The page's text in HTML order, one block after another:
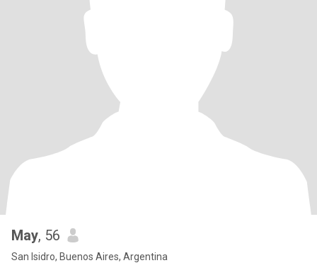
May, 56
San Isidro, Buenos Aires, Argentina